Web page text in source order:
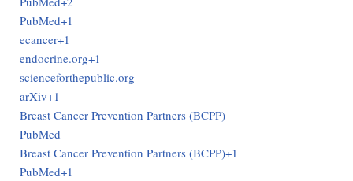
PubMed+1
ecancer+1
endocrine.org+1
scienceforthepublic.org
arXiv+1
Breast Cancer Prevention Partners (BCPP)
PubMed
Breast Cancer Prevention Partners (BCPP)+1
PubMed+1